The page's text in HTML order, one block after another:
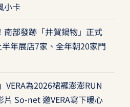
小卡
南部發跡「井賀鍋物」正式
年展店7家、全年朝20家門
VERA為2026裙襬澎澎RUN
So-net 邀VERA寫下暖心